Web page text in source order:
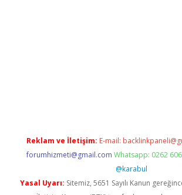
Reklam ve İletişim: E-mail:
forumhizmeti@gmail.com Whatsapp: 0262
@karabul
Yasal Uyarı: Sitemiz, 5651 Sayılı Kanun